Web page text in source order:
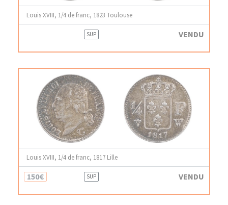
Louis XVIII, 1/4 de franc, 1823 Toulouse
SUP VENDU
Louis XVIII, 1/4 de franc, 1817 Lille
150€ SUP VENDU